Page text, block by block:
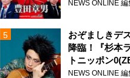
ルナイトニッ
NEWS ONLINE 編
おぞましきデ
降臨！『杉本
トニッポン
NEWS ONLINE 編